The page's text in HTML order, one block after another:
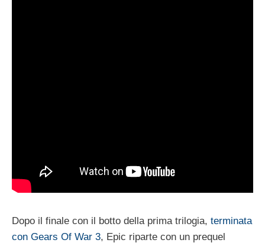
Dopo il finale con il botto della prima trilogia, terminata
con Gears Of War 3, Epic riparte con un prequel